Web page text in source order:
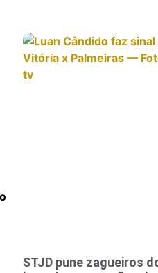
STJD pune zagueiros